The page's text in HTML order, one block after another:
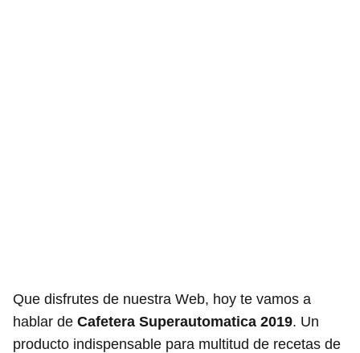
Que disfrutes de nuestra Web, hoy te vamos a
hablar de Cafetera Superautomatica 2019. Un
producto indispensable para multitud de recetas de